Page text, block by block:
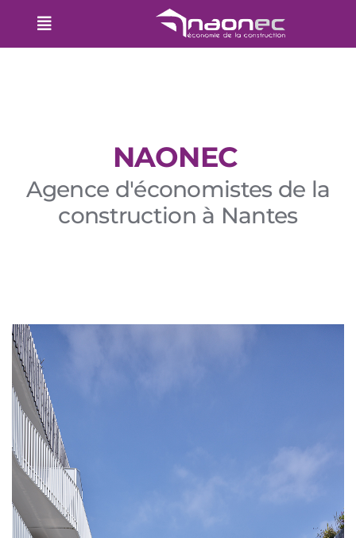
NAONEC
Agence d'économistes de la
construction à Nantes